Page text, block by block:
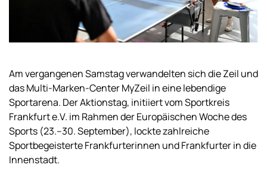
Am vergangenen Samstag verwandelten sich die Zeil und
das Multi-Marken-Center MyZeil in eine lebendige
Sportarena. Der Aktionstag, initiiert vom Sportkreis
Frankfurt e.V. im Rahmen der Europäischen Woche des
Sports (23.–30. September), lockte zahlreiche
Sportbegeisterte Frankfurterinnen und Frankfurter in die
Innenstadt.